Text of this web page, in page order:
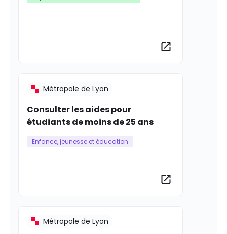
Consulter les aides pour
étudiants de moins de 25 ans
Métropole de Lyon
Enfance, jeunesse et éducation
Métropole de Lyon